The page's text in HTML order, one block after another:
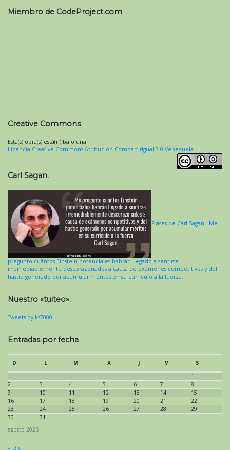
Miembro de CodeProject.com
Creative Commons
Esta(s) obra(s) está(n) bajo una
Licencia Creative Commons Atribución-CompartirIgual 3.0 Venezuela.
Carl Sagan.
Frases de Carl Sagan - Me
pregunto cuántos Einstein potenciales habrán llegado a sentirse
irremediablemente descorazonados a causa de exámenes competitivos y del
hastío generado por acumular méritos en su currículo a la fuerza.
Nuestro «tuiteo»:
Tweets by ks7000
Entradas por fecha
agosto 2026
D L M X J V
S
1
2
3 4 5 6 7
8
9
10 11 12 13 14
15
16
17 18 19 20 21
22
23
24 25 26 27 28
29
30
31
« Dic